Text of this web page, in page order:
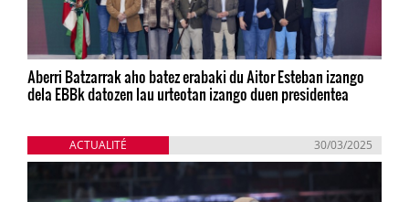
Aberri Batzarrak aho batez erabaki du Aitor Esteban izango
dela EBBk datozen lau urteotan izango duen presidentea
ACTUALITÉ 30/03/2025